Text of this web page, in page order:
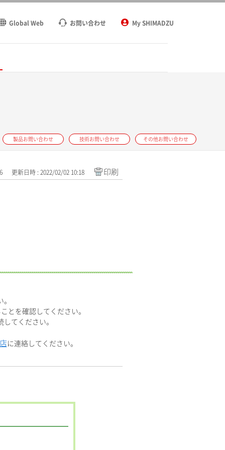
Global Web お問い合わせ My SHIMADZU
製品お問い合わせ 技術お問い合わせ その他お問い合わせ
更新日時 : 2022/02/02 10:18 印刷
とを確認してください。
てください。
に連絡してください。